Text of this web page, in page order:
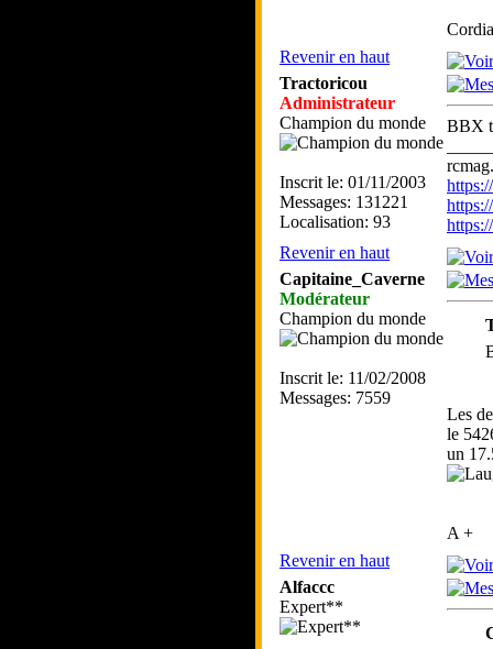
Revenir en haut
Tractoricou
Administrateur
Champion du monde
Inscrit le: 01/11/2003
Messages: 131221
Localisation: 93
BBX
Revenir en haut
Capitaine_Caverne
Modérateur
Champion du monde
Inscrit le: 11/02/2008
Messages: 7559
Les
le
un
A +
Revenir en haut
Alfaccc
Expert**